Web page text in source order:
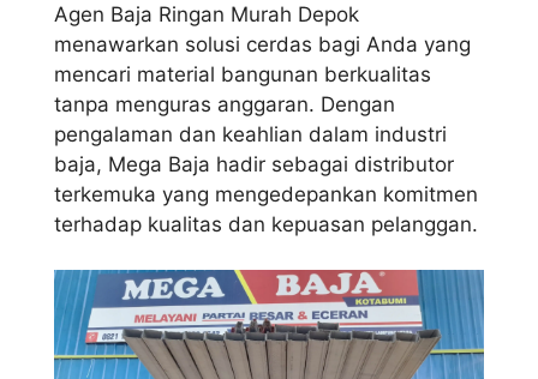
Agen Baja Ringan Murah Depok
menawarkan solusi cerdas bagi Anda yang
mencari material bangunan berkualitas
tanpa menguras anggaran. Dengan
pengalaman dan keahlian dalam industri
baja, Mega Baja hadir sebagai distributor
terkemuka yang mengedepankan komitmen
terhadap kualitas dan kepuasan pelanggan.